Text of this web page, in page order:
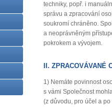
techniky, popř. i
správu a zpracování
soukromí chráněno.
a neoprávněným
pokrokem a vývojem.
II. ZPRACOVÁVANÉ
1) Nemáte povinnost
s vámi Společnost
(z důvodu, pro účel a